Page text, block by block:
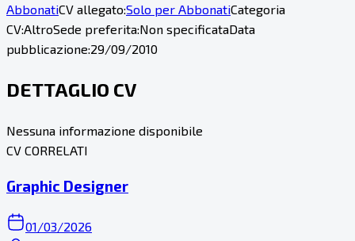
AbbonatiCV allegato:Solo per AbbonatiCategoria
CV:AltroSede preferita:Non specificataData
pubblicazione:29/09/2010
DETTAGLIO CV
Nessuna informazione disponibile
CV CORRELATI
Graphic Designer
01/03/2026